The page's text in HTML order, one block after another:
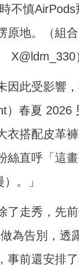
不慎AirPods
原地。（組
X@ldm_330
因此受影響
）春夏 2026
衣搭配皮革
絲直呼「這
。」
了走秀，先
為告別，透
事前還安排